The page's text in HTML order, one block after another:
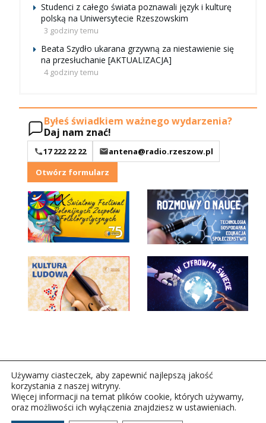
Studenci z całego świata poznawali język i kulturę
polską na Uniwersytecie Rzeszowskim
3 godziny temu
Beata Szydło ukarana grzywną za niestawienie się
na przesłuchanie [AKTUALIZACJA]
4 godziny temu
Byłeś świadkiem ważnego wydarzenia?
Daj nam znać!
17 222 22 22
antena@radio.rzeszow.pl
Otwórz formularz
Copyright © 2026Polskie Radio Rzeszów S.A. w likwidacj.
Używamy ciasteczek, aby zapewnić najlepszą jakość
korzystania z naszej witryny.
Więcej informacji na temat plików cookie, których używamy,
oraz możliwości ich wyłączenia znajdziesz w ustawieniach.